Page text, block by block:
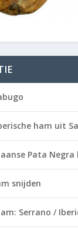
ham uit
Pata Negra
snijden
Serrano /